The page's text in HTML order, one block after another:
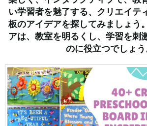
い学習者を魅了する、クリエイテ
板のアイデアを探してみましょう
アは、教室を明るくし、学習を刺
のに役立つでしょう